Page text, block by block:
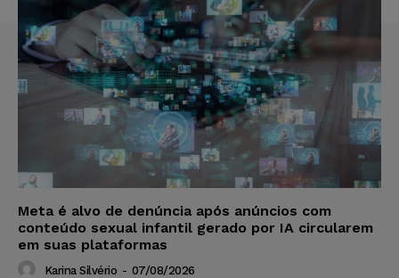
Meta é alvo de denúncia após anúncios com
conteúdo sexual infantil gerado por IA circularem
em suas plataformas
Karina Silvério - 07/08/2026